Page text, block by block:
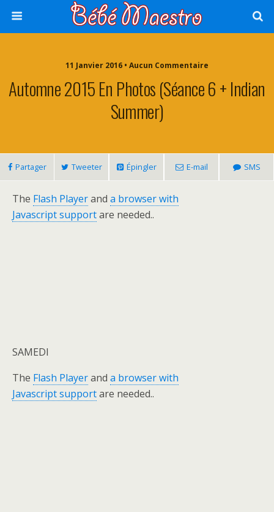
11 Janvier 2016 • Aucun Commentaire
Automne 2015 En Photos (séance 6 + Indian
Summer)
Partager Tweeter Épingler E-mail SMS
The Flash Playerand a browser with
Javascript supportare needed..
SAMEDI
The Flash Playerand a browser with
Javascript supportare needed..